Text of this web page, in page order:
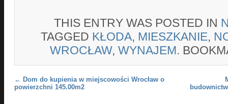
THIS ENTRY WAS POSTED IN
TAGGED KŁODA, MIESZKANIE,
WROCŁAW, WYNAJEM.
Post navigation
← Dom do kupienia w miejscowości Wrocław o
powierzchni 145.00m2